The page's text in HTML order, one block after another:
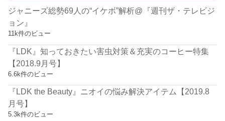
ジャニーズ総勢69人の“イケボ”解析@『週刊ザ・テレビジ
ョン』
11k件のビュー
『LDK』知っておきたい害虫対策＆充実のコーヒー特集
【2018.9月号】
6.6k件のビュー
『LDK the Beauty』ニオイの悩み解決アイテム【2019.8
月号】
5.3k件のビュー